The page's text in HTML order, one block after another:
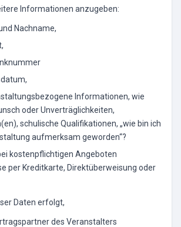
Informationen anzugeben:
Nachname,
Informationen, wie
oder Unverträglichkeiten,
schulische Qualifikationen, „wie bin ich
aufmerksam geworden“?
kostenpflichtigen Angeboten
per Kreditkarte, Direktüberweisung oder
Daten erfolgt,
des Veranstalters